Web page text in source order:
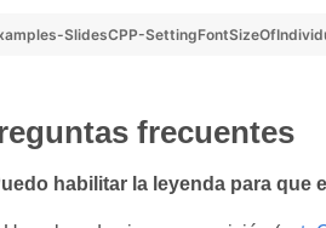
SlidesCPP-
frecuentes
habilitar la leyenda para que